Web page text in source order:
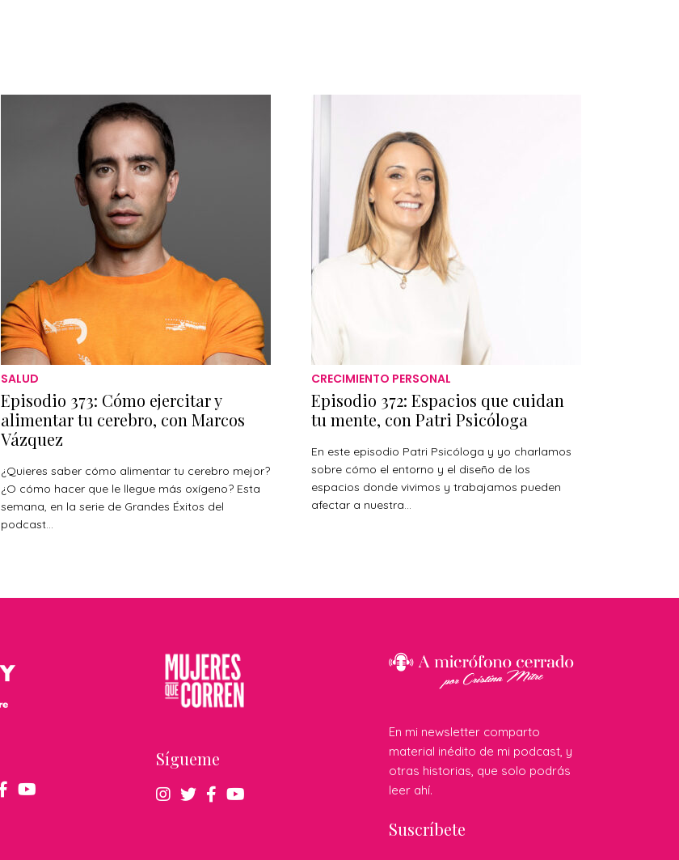
SALUD
Episodio 373: Cómo ejercitar y
alimentar tu cerebro, con Marcos
Vázquez
¿Quieres saber cómo alimentar tu cerebro mejor?
¿O cómo hacer que le llegue más oxígeno? Esta
semana, en la serie de Grandes Éxitos del
podcast...
CRECIMIENTO PERSONAL
Episodio 372: Espacios que cuidan
tu mente, con Patri Psicóloga
En este episodio Patri Psicóloga y yo charlamos
sobre cómo el entorno y el diseño de los
espacios donde vivimos y trabajamos pueden
afectar a nuestra...
Sígueme
En mi newsletter comparto
material inédito de mi podcast, y
otras historias, que solo podrás
leer ahí.
Suscríbete